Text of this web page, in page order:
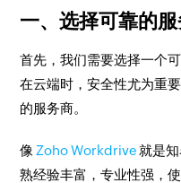
一、选择可靠的
首先，我们需要选择一个
在云端时，安全性尤为重
的服务商。
像 Zoho Workdrive就是
熟经验丰富，专业性强，